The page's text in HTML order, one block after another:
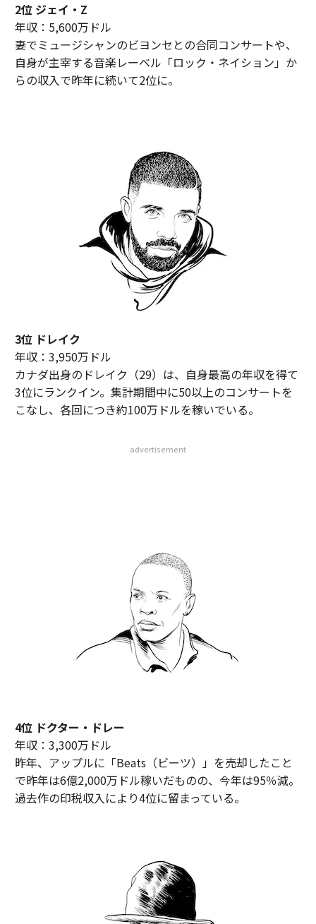
2位 ジェイ・Z
年収：5,600万ドル
妻でミュージシャンのビヨンセとの合同コンサートや、
自身が主宰する音楽レーベル「ロック・ネイション」か
らの収入で昨年に続いて2位に。
3位 ドレイク
年収：3,950万ドル
カナダ出身のドレイク（29）は、自身最高の年収を得て
3位にランクイン。集計期間中に50以上のコンサートを
こなし、各回につき約100万ドルを稼いでいる。
advertisement
4位 ドクター・ドレー
年収：3,300万ドル
昨年、アップルに「Beats（ビーツ）」を売却したこと
で昨年は6億2,000万ドル稼いだものの、今年は95％減。
過去作の印税収入により4位に留まっている。